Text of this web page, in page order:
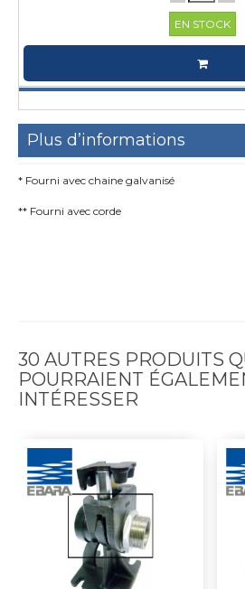
EN STOCK
Plus d’informations
* Fourni avec chaine galvanisé
** Fourni avec corde
30 AUTRES PRODUITS
POURRAIENT
INTÉRESSER